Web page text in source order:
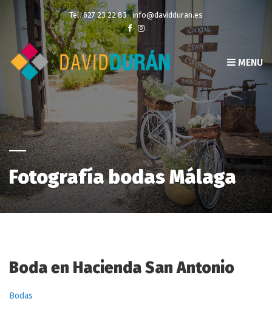
Tel. 627 23 22 83 info@davidduran.es
MENU
Fotografía bodas Málaga
Boda en Hacienda San Antonio
Bodas